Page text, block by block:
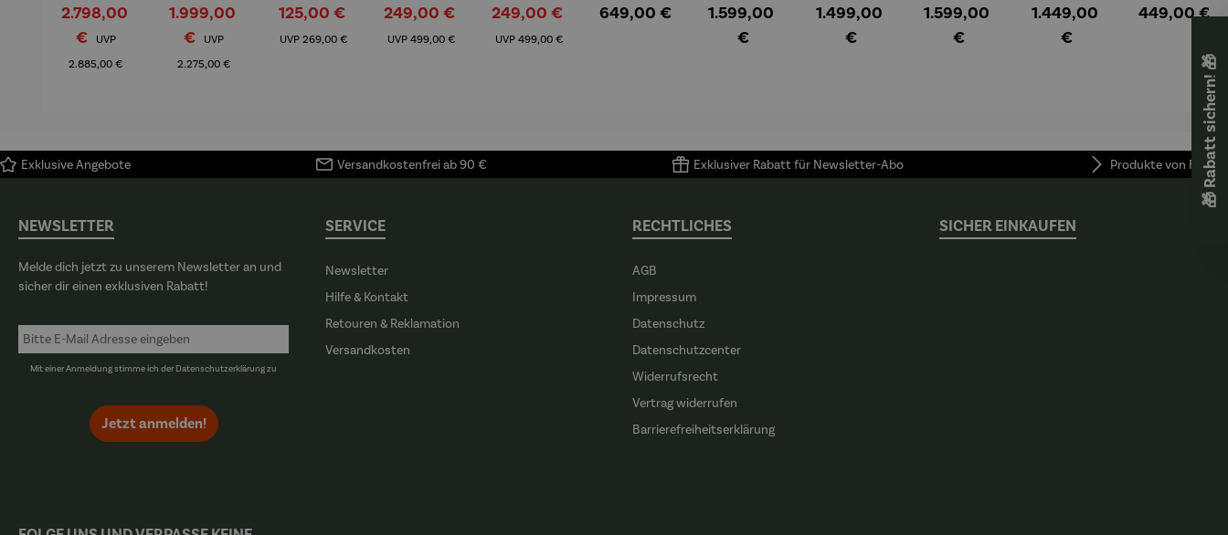
Teakholz –
Düne
Grande
Verkaufspreis:
2.798,00
€
UVP Regulärer Preis:
2.885,00 €
et |
Teakholz –
Düne
Verkaufspreis:
1.999,00
€
UVP Regulärer Preis:
2.275,00 €
Loconia
Verkaufspreis:
125,00 €
UVP Regulärer Preis:
269,00 €
Loconia
Verkaufspreis:
249,00 €
UVP Regulärer Preis:
499,00 €
Dreisitzer
Verkaufspreis:
249,00 €
UVP Regulärer Preis:
499,00 €
Dreisitzer
Regulärer Preis:
649,00 € Regulärer Preis:
1.599,00
€
Regulärer Preis:
1.499,00
€
TULUM
Regulärer Preis:
1.599,00
€
Regulärer Preis:
1.449,00
€
Regulärer
449,00 €
Exklusive Angebote Versandkostenfrei ab 90 € Exklusiver Rabatt für Newsletter-Abo Produkte von FUNKE
NEWSLETTER
Melde dich jetzt zu unserem Newsletter an und
sicher dir einen exklusiven Rabatt!
Mit einer Anmeldung stimme ich derDatenschutzerklärungzu
Jetzt anmelden!
SERVICE
Newsletter
Hilfe & Kontakt
Retouren & Reklamation
Versandkosten
RECHTLICHES
AGB
Impressum
Datenschutz
Datenschutzcenter
Widerrufsrecht
Vertrag widerrufen
Barrierefreiheitserklärung
SICHER EINKAUFEN
🎁 Rabatt sichern! 🎁